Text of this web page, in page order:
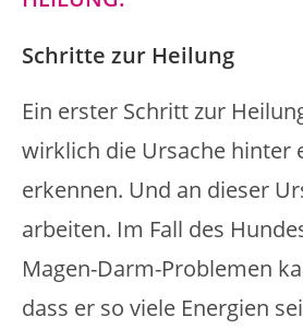
Schritte zur Heilung
Ein erster Schritt zur
wirklich die Ursache hinter
erkennen. Und an dieser
arbeiten. Im Fall des
Magen-Darm-Problemen
dass er so viele Energien